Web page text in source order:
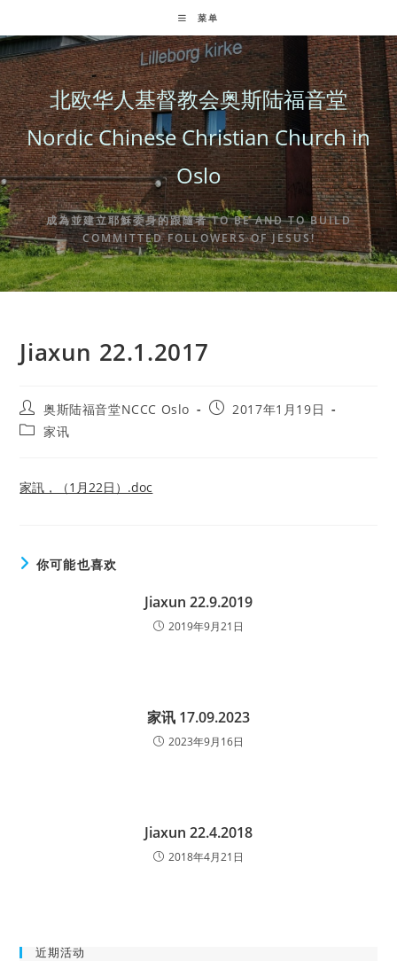
to
content
菜单
北欧华人基督教会奥斯陆福音堂
Nordic Chinese Christian Church in
Oslo
成為並建立耶穌委身的跟隨者 TO BE AND TO BUILD
COMMITTED FOLLOWERS OF JESUS!
Jiaxun 22.1.2017
Post
author:
奥斯陆福音堂NCCC Oslo
Post2017年1月19日
Post家讯
家訊，（1月22日）.doc
你可能也喜欢
Jiaxun 22.9.2019
2019年9月21日
家讯 17.09.2023
2023年9月16日
Jiaxun 22.4.2018
2018年4月21日
近期活动